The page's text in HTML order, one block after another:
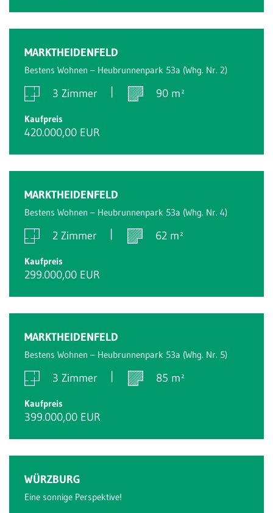
MARKTHEIDENFELD
Bestens Wohnen – Heubrunnenpark 53a (Whg. Nr. 2)
3 Zimmer 90 m²
Kaufpreis
420.000,00 EUR
MARKTHEIDENFELD
Bestens Wohnen – Heubrunnenpark 53a (Whg. Nr. 4)
2 Zimmer 62 m²
Kaufpreis
299.000,00 EUR
MARKTHEIDENFELD
Bestens Wohnen – Heubrunnenpark 53a (Whg. Nr. 5)
3 Zimmer 85 m²
Kaufpreis
399.000,00 EUR
WÜRZBURG
Eine sonnige Perspektive!